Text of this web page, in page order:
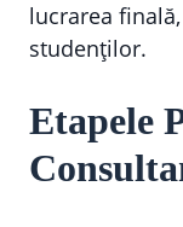
lucrarea
studenților.
Etapele